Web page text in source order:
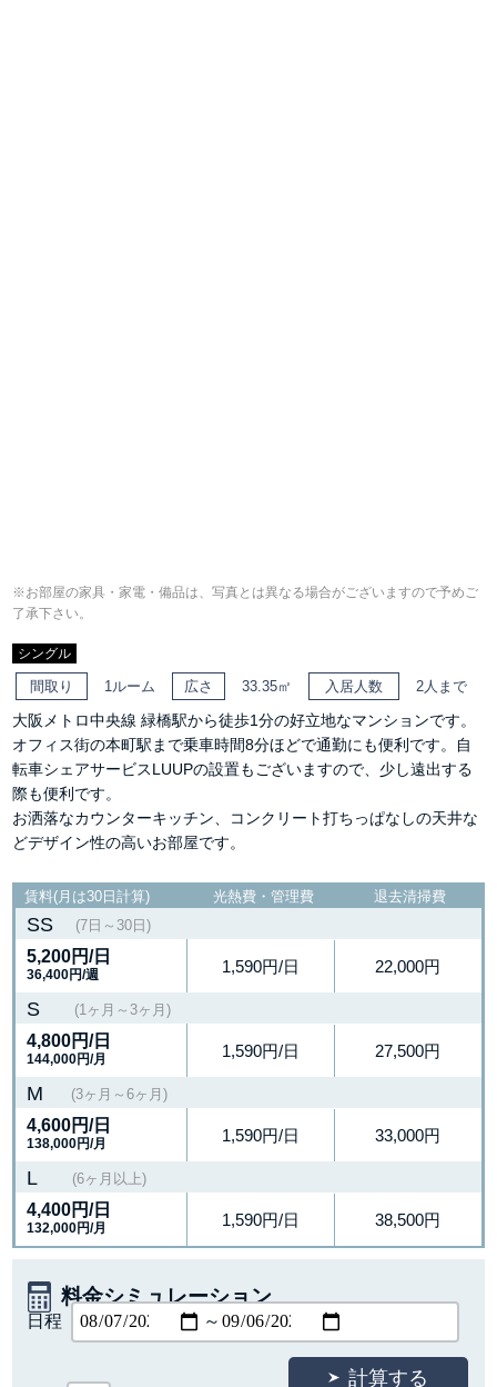
※お部屋の家具・家電・備品は、写真とは異なる場合がございますので予めご
了承下さい。
シングル
間取り 1ルーム 広さ 33.35㎡ 入居人数 2人まで
大阪メトロ中央線 緑橋駅から徒歩1分の好立地なマンションです。
オフィス街の本町駅まで乗車時間8分ほどで通勤にも便利です。自
転車シェアサービスLUUPの設置もございますので、少し遠出する
際も便利です。
お洒落なカウンターキッチン、コンクリート打ちっぱなしの天井な
どデザイン性の高いお部屋です。
賃料(月は30日計算) 光熱費・管理費 退去清掃費
SS (7日～30日)
5,200円/日
36,400円/週 1,590円/日 22,000円
S (1ヶ月～3ヶ月)
4,800円/日
144,000円/月 1,590円/日 27,500円
M (3ヶ月～6ヶ月)
4,600円/日
138,000円/月 1,590円/日 33,000円
L (6ヶ月以上)
4,400円/日
132,000円/月 1,590円/日 38,500円
料金シミュレーション
日程 ～